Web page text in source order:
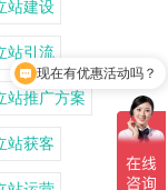
站建设
站引流
站推广方案
站获客
现在有优惠活动吗？